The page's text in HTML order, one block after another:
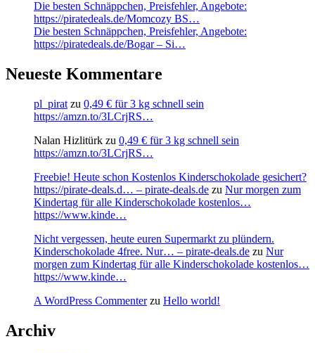
Die besten Schnäppchen, Preisfehler, Angebote:
https://piratedeals.de/Momcozy BS…
Die besten Schnäppchen, Preisfehler, Angebote:
https://piratedeals.de/Bogar – Si…
Neueste Kommentare
pl_pirat zu 0,49 € für 3 kg schnell sein
https://amzn.to/3LCrjRS…
Nalan Hizlitürk zu 0,49 € für 3 kg schnell sein
https://amzn.to/3LCrjRS…
Freebie! Heute schon Kostenlos Kinderschokolade gesichert?
https://pirate-deals.d… – pirate-deals.de zu Nur morgen zum
Kindertag für alle Kinderschokolade kostenlos…
https://www.kinde…
Nicht vergessen, heute euren Supermarkt zu plündern.
Kinderschokolade 4free. Nur… – pirate-deals.de zu Nur
morgen zum Kindertag für alle Kinderschokolade kostenlos…
https://www.kinde…
A WordPress Commenterzu Hello world!
Archiv